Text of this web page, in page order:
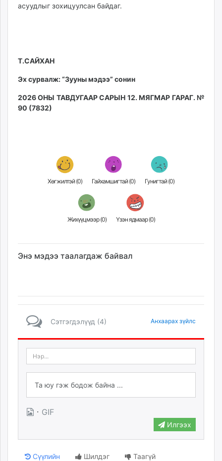
асуудлыг зохицуулсан байдаг.
Т.САЙХАН
Эх сурвалж: “Зууны мэдээ” сонин
2026 ОНЫ ТАВДУГААР САРЫН 12. МЯГМАР ГАРАГ. №
90 (7832)
Хөгжилтэй (0) Гайхамшигтай (0) Гунигтай (0)
Жихүүцмээр (0) Үзэн ядмаар (0)
Энэ мэдээ таалагдаж байвал
Сэтгэгдэлүүд (4) Анхаарах зүйлс
· GIF
Илгээх
Сүүлийн Шилдэг Таагүй